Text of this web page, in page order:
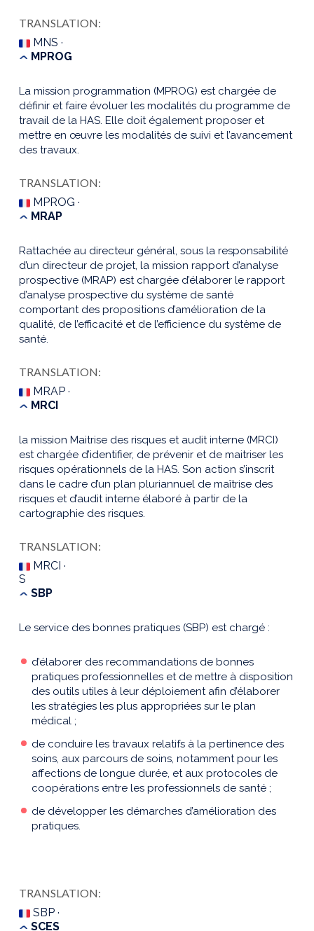
TRANSLATION:
MNS ·
MPROG
La mission programmation (MPROG) est chargée de
définir et faire évoluer les modalités du programme de
travail de la HAS. Elle doit également proposer et
mettre en œuvre les modalités de suivi et l’avancement
des travaux.
TRANSLATION:
MPROG ·
MRAP
Rattachée au directeur général, sous la responsabilité
d’un directeur de projet, la mission rapport d’analyse
prospective (MRAP) est chargée d’élaborer le rapport
d’analyse prospective du système de santé
comportant des propositions d’amélioration de la
qualité, de l’efficacité et de l’efficience du système de
santé.
TRANSLATION:
MRAP ·
MRCI
la mission Maitrise des risques et audit interne (MRCI)
est chargée d’identifier, de prévenir et de maitriser les
risques opérationnels de la HAS. Son action s’inscrit
dans le cadre d’un plan pluriannuel de maîtrise des
risques et d’audit interne élaboré à partir de la
cartographie des risques.
TRANSLATION:
MRCI ·
S
SBP
Le service des bonnes pratiques (SBP) est chargé :
d’élaborer des recommandations de bonnes
pratiques professionnelles et de mettre à disposition
des outils utiles à leur déploiement afin d’élaborer
les stratégies les plus appropriées sur le plan
médical ;
de conduire les travaux relatifs à la pertinence des
soins, aux parcours de soins, notamment pour les
affections de longue durée, et aux protocoles de
coopérations entre les professionnels de santé ;
de développer les démarches d’amélioration des
pratiques.
TRANSLATION:
SBP ·
SCES